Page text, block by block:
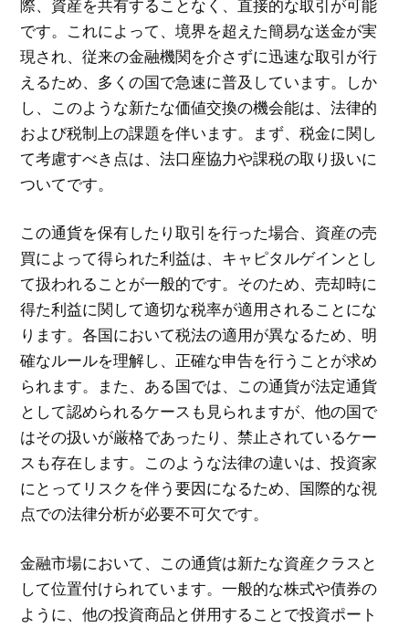
際、資産を共有することなく、直接的な取引が可能
です。これによって、境界を超えた簡易な送金が実
現され、従来の金融機関を介さずに迅速な取引が行
えるため、多くの国で急速に普及しています。しか
し、このような新たな価値交換の機会能は、法律的
および税制上の課題を伴います。まず、税金に関し
て考慮すべき点は、法口座協力や課税の取り扱いに
ついてです。
この通貨を保有したり取引を行った場合、資産の売
買によって得られた利益は、キャピタルゲインとし
て扱われることが一般的です。そのため、売却時に
得た利益に関して適切な税率が適用されることにな
ります。各国において税法の適用が異なるため、明
確なルールを理解し、正確な申告を行うことが求め
られます。また、ある国では、この通貨が法定通貨
として認められるケースも見られますが、他の国で
はその扱いが厳格であったり、禁止されているケー
スも存在します。このような法律の違いは、投資家
にとってリスクを伴う要因になるため、国際的な視
点での法律分析が必要不可欠です。
金融市場において、この通貨は新たな資産クラスと
して位置付けられています。一般的な株式や債券の
ように、他の投資商品と併用することで投資ポート